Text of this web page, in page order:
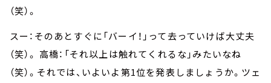
（笑）。
スー：そのあとすぐに「バーイ！」って去っていけば大丈夫
（笑）。 高橋：「それ以上は触れてくれるな」みたいなね
（笑）。それでは、いよいよ第1位を発表しましょうか。ツェ